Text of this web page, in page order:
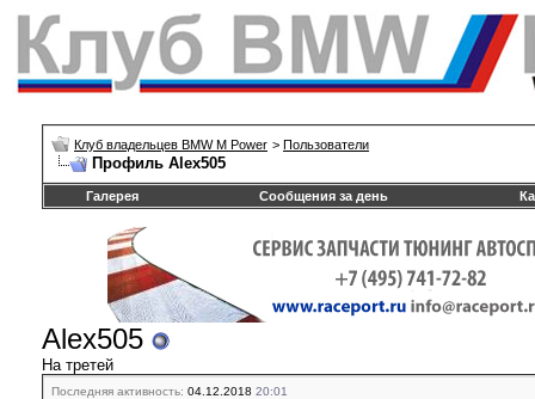
Клуб владельцев BMW M Power > Пользователи
Профиль Alex505
Галерея Сообщения за день
Alex505
На третей
Последняя активность: 04.12.2018 20:01